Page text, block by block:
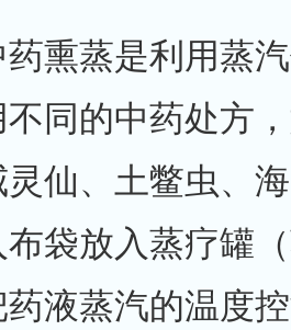
蒸是利用蒸汽
同的中药处方
仙、土鳖虫、
袋放入蒸疗罐
药液蒸汽的温度